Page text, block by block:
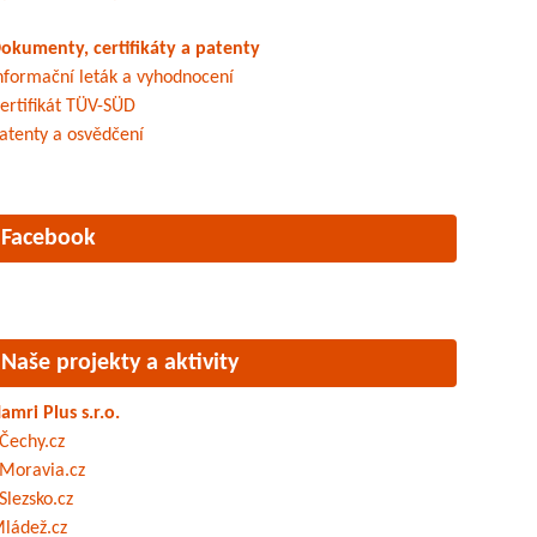
certifikáty a patenty
leták a vyhodnocení
TÜV-SÜD
a osvědčení
Facebook
Naše projekty a aktivity
Plus s.r.o.